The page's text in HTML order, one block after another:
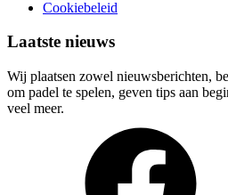
Cookiebeleid
Laatste nieuws
Wij plaatsen zowel nieuwsberichten,
om padel te spelen, geven tips aan
veel meer.